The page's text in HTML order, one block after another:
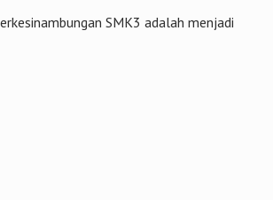
SMK3 adalah menjadi